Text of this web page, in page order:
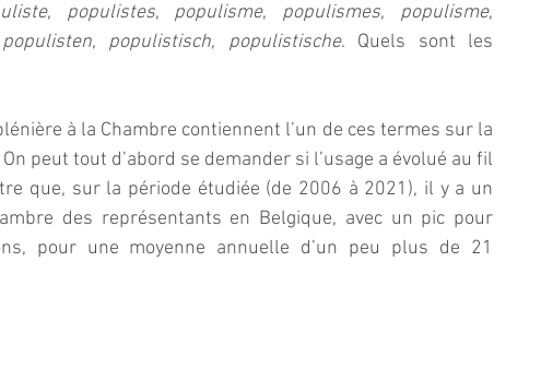
, populistes, populisme, populismes, populisme
populisten, populistisch, populistische. Quels sont les
à la Chambre contiennent l’un de ces termes sur la
peut tout d’abord se demander si l’usage a évolué au fil
que, sur la période étudiée (de 2006 à 2021), il y a un
des représentants en Belgique, avec un pic pour
pour une moyenne annuelle d’un peu plus de 21